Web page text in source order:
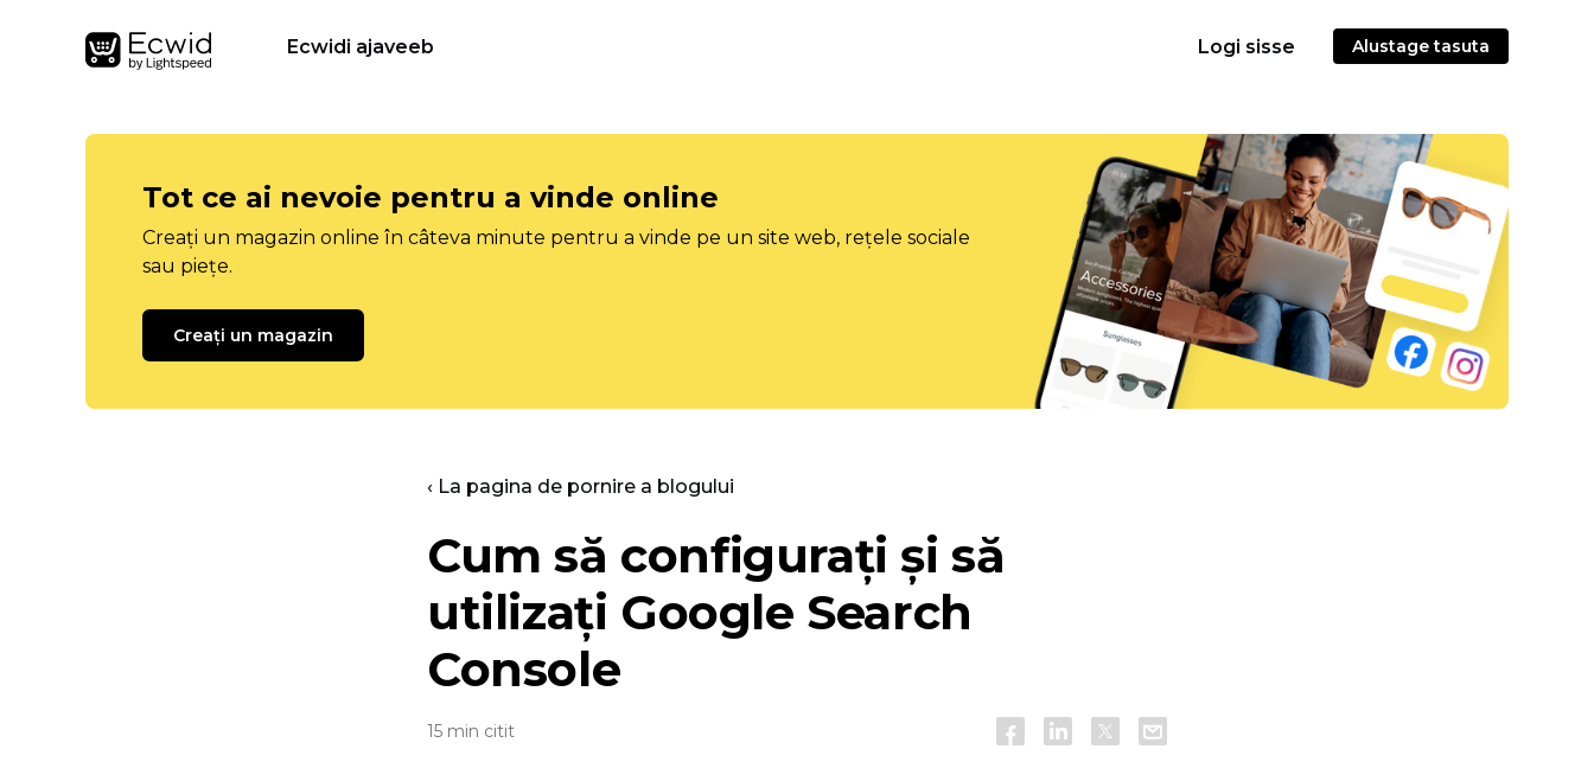
Ecwidi ajaveeb Logi sisse Alustage tasuta
Tot ce ai nevoie pentru a vinde online
Creați un magazin online în câteva minute pentru a vinde pe un site web, rețele sociale
sau piețe.
Creați un magazin
‹ La pagina de pornire a blogului
Cum să configurați și să
utilizați Google Search
Console
15 min citit